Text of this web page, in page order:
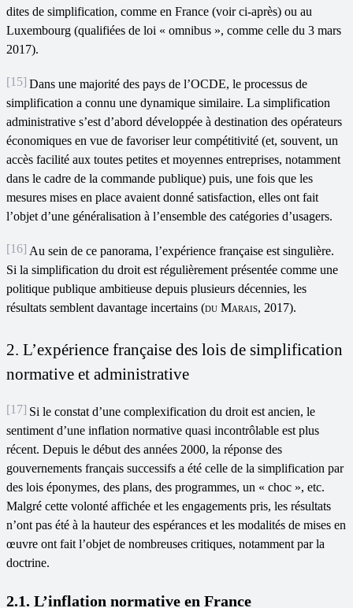
dites de simplification, comme en France (voir ci-après) ou au
Luxembourg (qualifiées de loi « omnibus », comme celle du 3 mars
2017).
[15] Dans une majorité des pays de l’OCDE, le processus de
simplification a connu une dynamique similaire. La simplification
administrative s’est d’abord développée à destination des opérateurs
économiques en vue de favoriser leur compétitivité (et, souvent, un
accès facilité aux toutes petites et moyennes entreprises, notamment
dans le cadre de la commande publique) puis, une fois que les
mesures mises en place avaient donné satisfaction, elles ont fait
l’objet d’une généralisation à l’ensemble des catégories d’usagers.
[16] Au sein de ce panorama, l’expérience française est singulière.
Si la simplification du droit est régulièrement présentée comme une
politique publique ambitieuse depuis plusieurs décennies, les
résultats semblent davantage incertains (du Marais, 2017).
2. L’expérience française des lois de simplification
normative et administrative
[17] Si le constat d’une complexification du droit est ancien, le
sentiment d’une inflation normative quasi incontrôlable est plus
récent. Depuis le début des années 2000, la réponse des
gouvernements français successifs a été celle de la simplification par
des lois éponymes, des plans, des programmes, un « choc », etc.
Malgré cette volonté affichée et les engagements pris, les résultats
n’ont pas été à la hauteur des espérances et les modalités de mises en
œuvre ont fait l’objet de nombreuses critiques, notamment par la
doctrine.
2.1. L’inflation normative en France